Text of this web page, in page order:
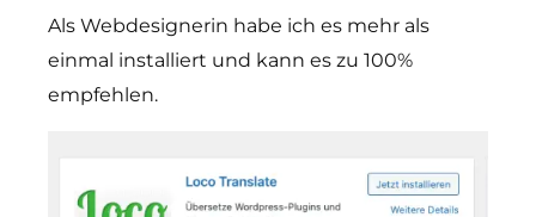
Als Webdesignerin habe ich es mehr als
einmal installiert und kann es zu 100%
empfehlen.